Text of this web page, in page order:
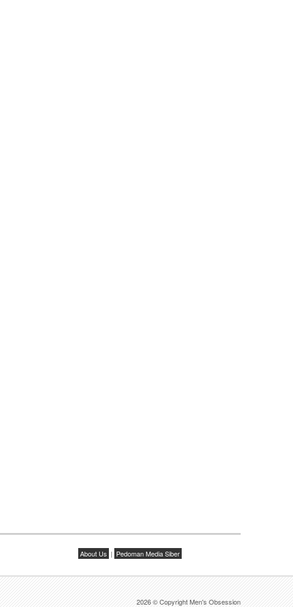
About Us | Pedoman Media Siber
2026 © Copyright Men's Obsession